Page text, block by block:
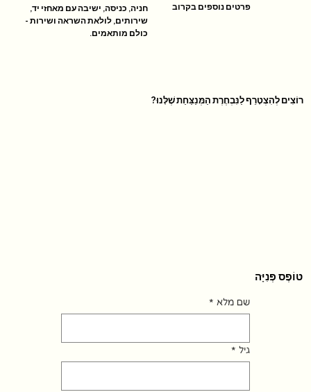
רוֹצִים לְהִצְטָרֵף לַנִּבְחֶרֶת הַמְּנַצַּחַת שֶׁלָּנוּ?
פרטים נוספים בקרוב
חניה, כניסה, ישיבה עם מאחזי יד,
שירותים, לולאת השראה ושירות -
כולם מותאמים.
שם מלא *
גיל *
טוֹפֶס פְּנִיָּה